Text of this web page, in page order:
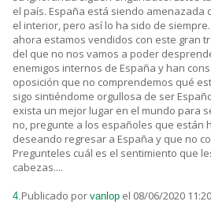
el país. España está siendo amenazada
el interior, pero así lo ha sido de
ahora estamos vendidos con este gran
del que no nos vamos a poder
enemigos internos de España y han
oposición que no comprendemos qué
sigo sintiéndome orgullosa de ser
exista un mejor lugar en el mundo para
no, pregunte a los españoles que están
deseando regresar a España y que no
Pregunteles cuál es el sentimiento que
cabezas....
4.Publicado por vanlop el 08/06/2020 11:20